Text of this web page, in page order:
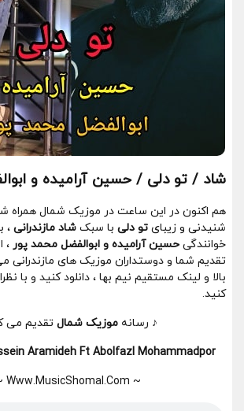
شاد / تو دلی / حسین آرامیده و
هم اکنون در این ساعت در موزیک شمال همراه
شنیدنی و زیبای تو دلی با سبک شاد مازندرانی ،
خوانندگی حسین آرامیده و ابوالفضل محمد پور ،
تقدیم شما و دوستداران موزیک های مازندرانی
بالا و لینک مستقیم نیم بها ، دانلود کنید و با
کنید.
♪ رسانهموزیک شمال تقدیم می
Aramideh Ft Abolfazl Mohammadpor
~ Www.MusicShomal.Com ~